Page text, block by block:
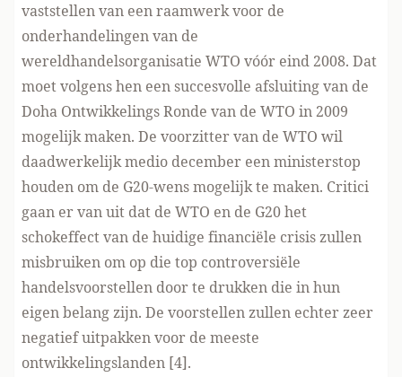
vaststellen van een raamwerk voor de
onderhandelingen van de
wereldhandelsorganisatie WTO vóór eind 2008. Dat
moet volgens hen een succesvolle afsluiting van de
Doha Ontwikkelings Ronde van de WTO in 2009
mogelijk maken. De voorzitter van de WTO wil
daadwerkelijk medio december een ministerstop
houden om de G20-wens mogelijk te maken. Critici
gaan er van uit dat de WTO en de G20 het
schokeffect van de huidige financiële crisis zullen
misbruiken om op die top controversiële
handelsvoorstellen door te drukken die in hun
eigen belang zijn. De voorstellen zullen echter zeer
negatief uitpakken voor de meeste
ontwikkelingslanden [4].